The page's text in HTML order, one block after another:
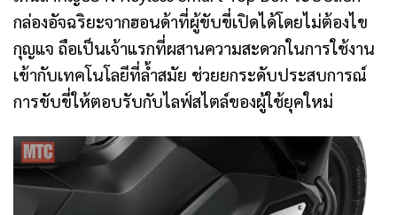
กล่องอัจฉริยะจากฮอนด้าที่ผู้ขับขี่เปิดได้โดยไม่ต้องไข
กุญแจ ถือเป็นเจ้าแรกที่ผสานความสะดวกในการใช้งาน
เข้ากับเทคโนโลยีที่ล้ำสมัย ช่วยยกระดับประสบการณ์
การขับขี่ให้ตอบรับกับไลฟ์สไตล์ของผู้ใช้ยุคใหม่